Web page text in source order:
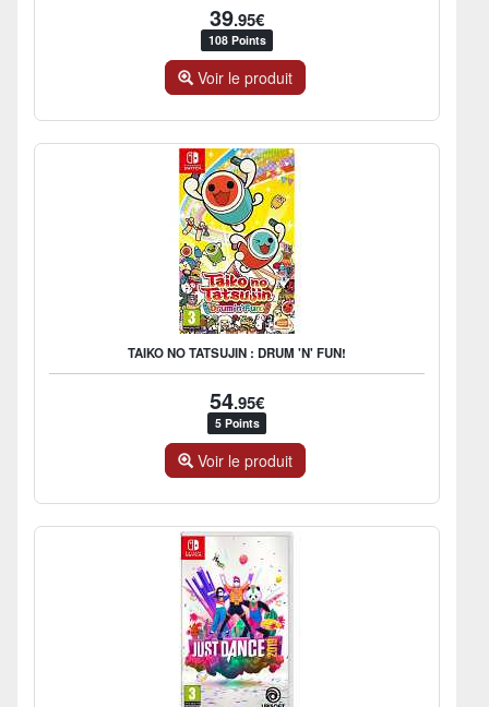
39.95€
108 Points
Voir le produit
TAIKO NO TATSUJIN : DRUM 'N' FUN!
54.95€
5 Points
Voir le produit